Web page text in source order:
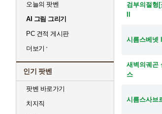
오늘의 팟벤
AI 그림 그리기
PC 견적 게시판
더보기
인기 팟벤
팟벤 바로가기
치지직
검부의절형[
시름스베넷 II
새벽의궤곤
스
시름스사브